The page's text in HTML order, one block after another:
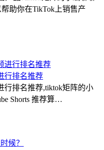
助你在TikTok上销售产
行排名推荐
行排名推荐,tiktok矩阵的小
Shorts 推荐算…